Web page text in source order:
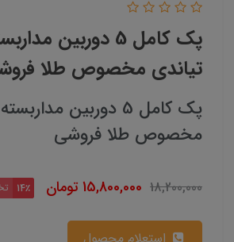
پک کامل 5 دوربین
تیاندی مخصوص طلا
پک کامل 5 دوربین
مخصوص طلا فروشی
18,200,000
15,800,000 تومان 14٪